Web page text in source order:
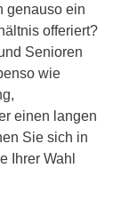
genauso ein
offeriert?
Senioren
wie
einen langen
Sie sich in
Ihrer Wahl